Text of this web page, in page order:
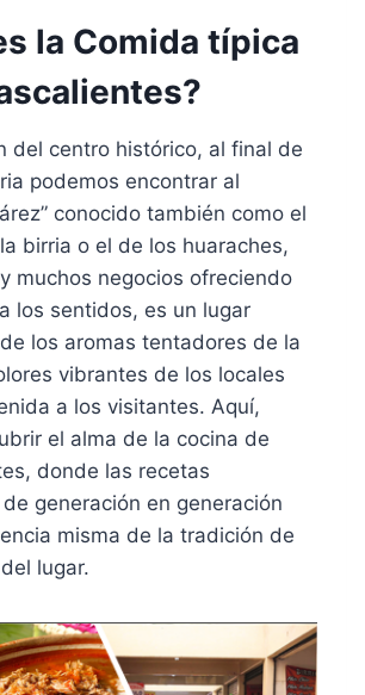
la Comida típica
del centro histórico, al final de
podemos encontrar al
conocido también como el
birria o el de los huaraches,
muchos negocios ofreciendo
los sentidos, es un lugar
los aromas tentadores de la
vibrantes de los locales
a los visitantes. Aquí,
el alma de la cocina de
donde las recetas
generación en generación
misma de la tradición de
del lugar.